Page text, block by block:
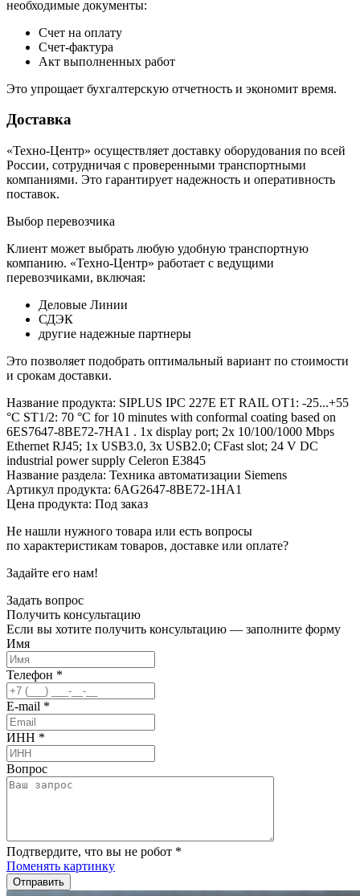
необходимые документы:
Счет на оплату
Счет-фактура
Акт выполненных работ
Это упрощает бухгалтерскую отчетность и экономит время.
Доставка
«Техно-Центр» осуществляет доставку оборудования по всей
России, сотрудничая с проверенными транспортными
компаниями. Это гарантирует надежность и оперативность
поставок.
Выбор перевозчика
Клиент может выбрать любую удобную транспортную
компанию. «Техно-Центр» работает с ведущими
перевозчиками, включая:
Деловые Линии
СДЭК
другие надежные партнеры
Это позволяет подобрать оптимальный вариант по стоимости
и срокам доставки.
Название продукта: SIPLUS IPC 227E ET RAIL OT1: -25...+55
°C ST1/2: 70 °C for 10 minutes with conformal coating based on
6ES7647-8BE72-7HA1 . 1x display port; 2x 10/100/1000 Mbps
Ethernet RJ45; 1x USB3.0, 3x USB2.0; CFast slot; 24 V DC
industrial power supply Celeron E3845
Название раздела: Техника автоматизации Siemens
Артикул продукта: 6AG2647-8BE72-1HA1
Цена продукта: Под заказ
Не нашли нужного товара или есть вопросы
по характеристикам товаров, доставке или оплате?
Задайте его нам!
Задать вопрос
Получить консультацию
Если вы хотите получить консультацию — заполните форму
Имя
Телефон *
E-mail *
ИНН *
Вопрос
Подтвердите, что вы не робот *
Поменять картинку